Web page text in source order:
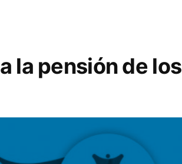
la pensión de los